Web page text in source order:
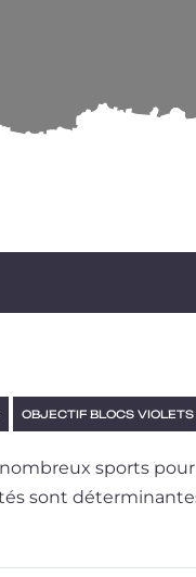
OBJECTIF BLOCS VIOLETS
sports
sont